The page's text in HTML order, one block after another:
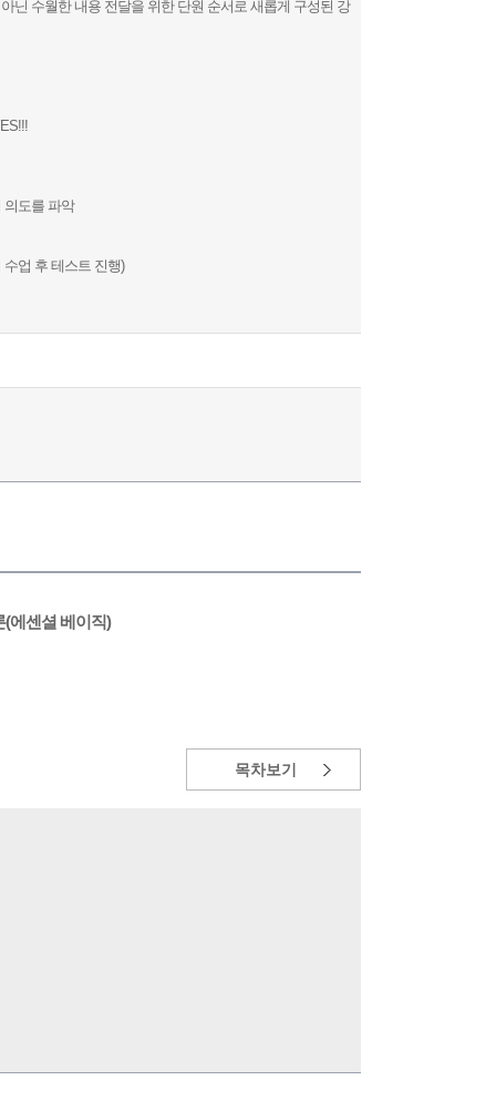
닌 수월한 내용 전달을 위한 단원 순서로 새롭게 구성된 강
의도를 파악
업 후 테스트 진행)
(에센셜 베이직)
목차보기